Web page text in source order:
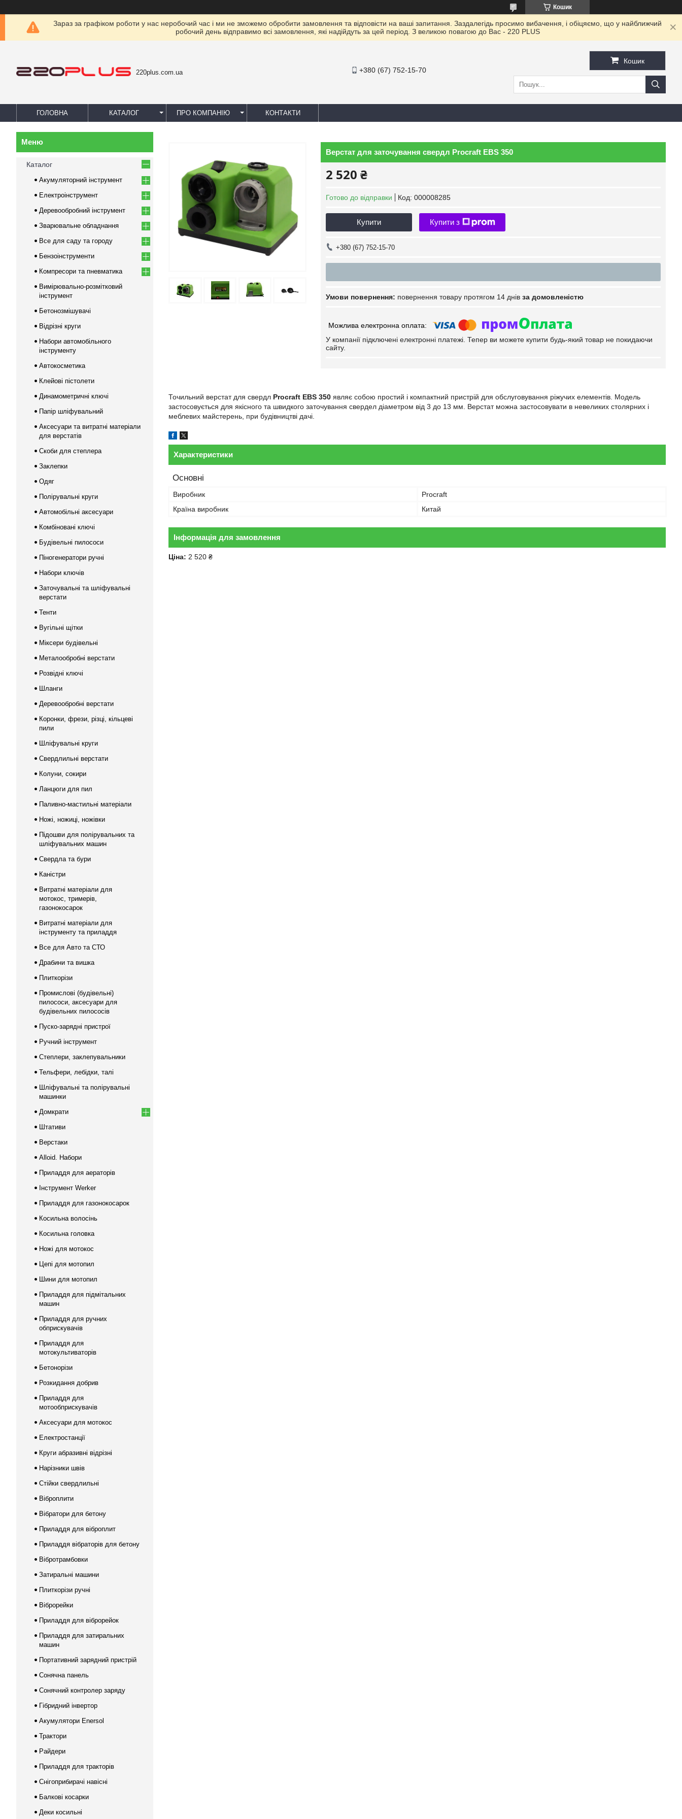
Кошик
Зараз за графіком роботи у нас неробочий час і ми не зможемо обробити замовлення та відповісти на ваші запитання. Заздалегідь просимо вибачення, і обіцяємо, що у найближчий
робочий день відправимо всі замовлення, які надійдуть за цей період. З великою повагою до Ваc - 220 PLUS
220plus.com.ua +380 (67) 752-15-70
Кошик
ГОЛОВНА КАТАЛОГ ПРО КОМПАНІЮ КОНТАКТИ
Верстат для заточування свердл Procraft EBS 350
2 520 ₴
Готово до відправки Код: 000008285
Купити Купити з
+380 (67) 752-15-70
повернення товару протягом 14 днів за домовленістю
У компанії підключені електронні платежі. Тепер ви можете купити будь-який товар не покидаючи
сайту.
Точильний верстат для свердл Procraft EBS 350 являє собою простий і компактний пристрій для обслуговування ріжучих елементів. Модель
застосовується для якісного та швидкого заточування свердел діаметром від 3 до 13 мм. Верстат можна застосовувати в невеликих столярних і
меблевих майстерень, при будівництві дачі.
Характеристики
Основні
Виробник
Procraft
Країна виробник
Китай
Інформація для замовлення
Ціна: 2 520 ₴
Каталог
Акумуляторний інструмент
Електроінструмент
Деревообробний інструмент
Зварювальне обладнання
Все для саду та городу
Бензоінструменти
Компресори та пневматика
Вимірювально-розмітковий
інструмент
Бетонозмішувачі
Відрізні круги
Набори автомобільного
інструменту
Автокосметика
Клейові пістолети
Динамометричні ключі
Папір шліфувальний
Аксесуари та витратні матеріали
для верстатів
Скоби для степлера
Заклепки
Одяг
Полірувальні круги
Автомобільні аксесуари
Комбіновані ключі
Будівельні пилососи
Піногенератори ручні
Набори ключів
Заточувальні та шліфувальні
верстати
Тенти
Вугільні щітки
Міксери будівельні
Металообробні верстати
Розвідні ключі
Шланги
Деревообробні верстати
Коронки, фрези, різці, кільцеві
пили
Шліфувальні круги
Свердлильні верстати
Колуни, сокири
Ланцюги для пил
Паливно-мастильні матеріали
Ножі, ножиці, ножівки
Підошви для полірувальних та
шліфувальних машин
Свердла та бури
Каністри
Витратні матеріали для
мотокос, тримерів,
газонокосарок
Витратні матеріали для
інструменту та приладдя
Все для Авто та СТО
Драбини та вишка
Плиткорізи
Промислові (будівельні)
пилососи, аксесуари для
будівельних пилососів
Пуско-зарядні пристрої
Ручний інструмент
Степлери, заклепувальники
Тельфери, лебідки, талі
Шліфувальні та полірувальні
машинки
Домкрати
Штативи
Верстаки
Alloid. Набори
Приладдя для аераторів
Інструмент Werker
Приладдя для газонокосарок
Косильна волосінь
Косильна головка
Ножі для мотокос
Цепі для мотопил
Шини для мотопил
Приладдя для підмітальних
машин
Приладдя для ручних
обприскувачів
Приладдя для
мотокультиваторів
Бетонорізи
Розкидання добрив
Приладдя для
мотообприскувачів
Аксесуари для мотокос
Електростанції
Круги абразивні відрізні
Нарізники швів
Стійки свердлильні
Віброплити
Вібратори для бетону
Приладдя для віброплит
Приладдя вібраторів для бетону
Вібротрамбовки
Затиральні машини
Плиткорізи ручні
Віброрейки
Приладдя для віброрейок
Приладдя для затиральних
машин
Портативний зарядний пристрій
Сонячна панель
Сонячний контролер заряду
Гібридний інвертор
Акумулятори Enersol
Трактори
Райдери
Приладдя для тракторів
Снігоприбирачі навісні
Балкові косарки
Деки косильні